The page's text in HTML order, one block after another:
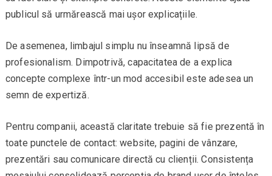
publicul să urmărească mai ușor explicațiile.
De asemenea, limbajul simplu nu înseamnă lipsă de
profesionalism. Dimpotrivă, capacitatea de a explica
concepte complexe într-un mod accesibil este adesea un
semn de expertiză.
Pentru companii, această claritate trebuie să fie prezentă în
toate punctele de contact: website, pagini de vânzare,
prezentări sau comunicare directă cu clienții. Consistența